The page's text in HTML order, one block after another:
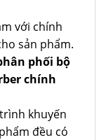
với chính
sản phẩm.
phối bộ
chính
khuyến
đều có